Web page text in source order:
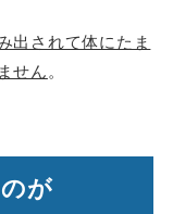
出されて体にたま
せん。
が